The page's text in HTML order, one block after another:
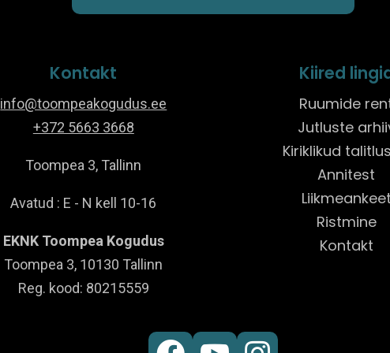
Kontakt
info@toompeakogudus.ee
+372 5663 3668
Toompea 3, Tallinn
Avatud : E - N kell 10-16
EKNK Toompea Kogudus
Toompea 3, 10130 Tallinn
Reg. kood: 80215559
Kiired
Ruumide
Jutluste
Kiriklikud
Annitest
Liikmeankeet
Ristmine
Kontakt